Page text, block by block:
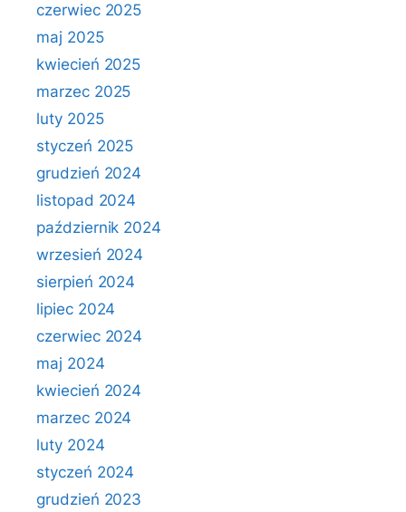
czerwiec 2025
maj 2025
kwiecień 2025
marzec 2025
luty 2025
styczeń 2025
grudzień 2024
listopad 2024
październik 2024
wrzesień 2024
sierpień 2024
lipiec 2024
czerwiec 2024
maj 2024
kwiecień 2024
marzec 2024
luty 2024
styczeń 2024
grudzień 2023